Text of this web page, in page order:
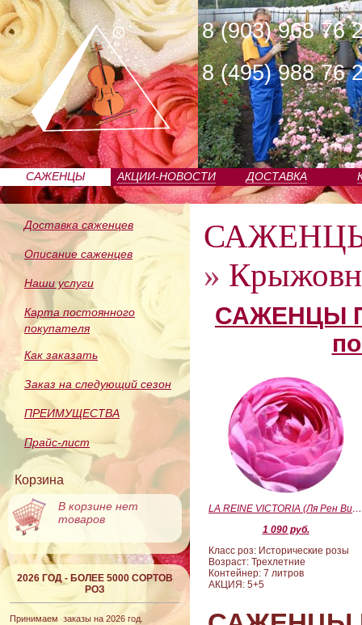
8 (903) 968 76
8 (495) 988 76
САЖЕНЦЫ
ПИТОМНИКА
АКЦИИ-НОВОСТИ ДОСТАВКА
Доставка саженцев
Описание саженцев
Наши услуги
Карта постоянного
покупателя
Как заказать
Заказ на следующий сезон
ПРЕИМУЩЕСТВА
Прайс-лист
Корзина
В корзине нет
товаров
2026 ГОД - БОЛЕЕ 5000 СОРТОВ
РОЗ
Принимаем заказы на 2026 год.
»
САЖЕНЦЫ
LA REINE VICTORIA (Ля Рен Виктория)
1 090 руб.
Класс роз: Исторические розы
Возраст: Трехлетние
Контейнер: 7 литров
АКЦИЯ: 5+5